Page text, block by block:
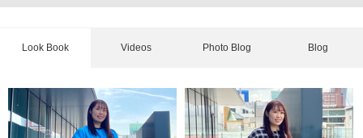
Look Book Videos Photo Blog Blog